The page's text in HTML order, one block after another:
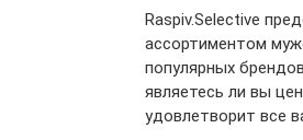
Raspiv.Selective
ассортиментом
популярных
являетесь ли вы
удовлетворит все